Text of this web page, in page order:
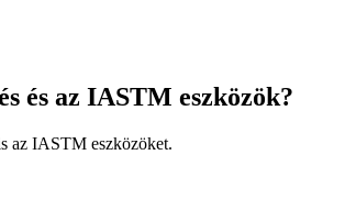
és az IASTM eszközök?
az IASTM eszközöket.